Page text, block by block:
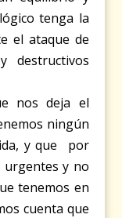
tenga la
el ataque de
destructivos
nos deja el
ningún
y que por
urgentes y no
tenemos en
cuenta que